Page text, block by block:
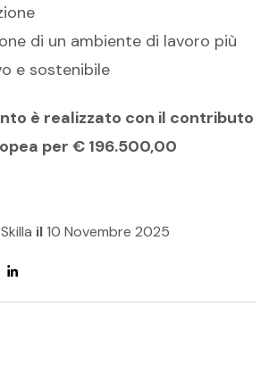
di un ambiente di lavoro più
e sostenibile
è realizzato con il contributo
per € 196.500,00
il10 Novembre 2025